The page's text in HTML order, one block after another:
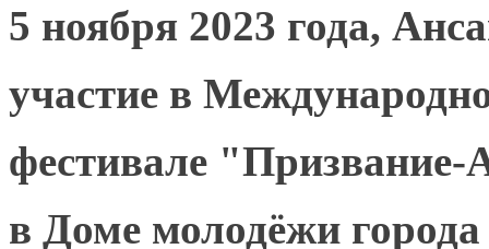
5 ноября 2023 года,
участие в
фестивале
в Доме молодёжи